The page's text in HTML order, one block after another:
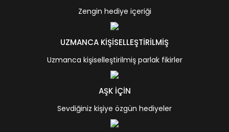
Zengin hediye içeriği
UZMANCA KİŞİSELLEŞTİRİLMİŞ
Uzmanca kişiselleştirilmiş parlak fikirler
AŞK İÇİN
Sevdiğiniz kişiye özgün hediyeler